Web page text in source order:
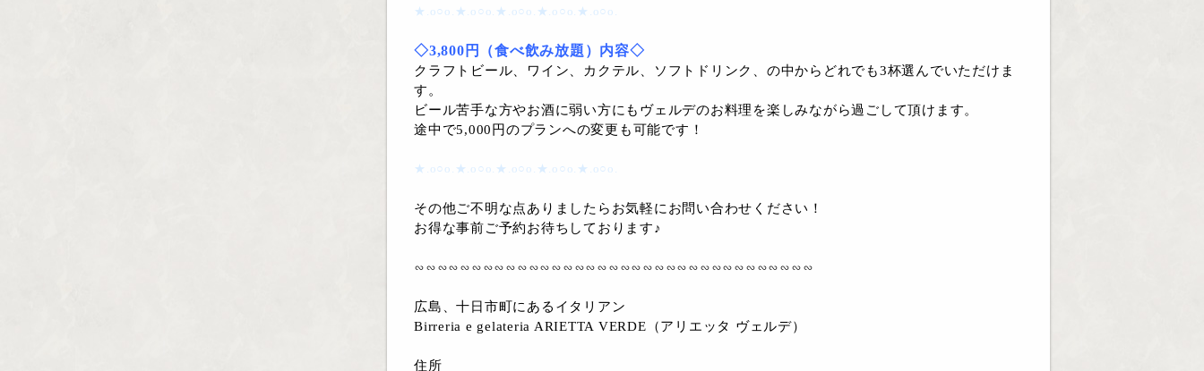
★.o○o.★.o○o.★.o○o.★.o○o.★.o○o.
◇3,800円（食べ飲み放題）内容◇
クラフトビール、ワイン、カクテル、ソフトドリンク、の中からどれでも3杯選んでいただけま
す。
ビール苦手な方やお酒に弱い方にもヴェルデのお料理を楽しみながら過ごして頂けます。
途中で5,000円のプランへの変更も可能です！
★.o○o.★.o○o.★.o○o.★.o○o.★.o○o.
その他ご不明な点ありましたらお気軽にお問い合わせください！
お得な事前ご予約お待ちしております♪
∽∽∽∽∽∽∽∽∽∽∽∽∽∽∽∽∽∽∽∽∽∽∽∽∽∽∽∽∽∽∽∽∽∽∽
広島、十日市町にあるイタリアン
Birreria e gelateria ARIETTA VERDE（アリエッタ ヴェルデ）
住所